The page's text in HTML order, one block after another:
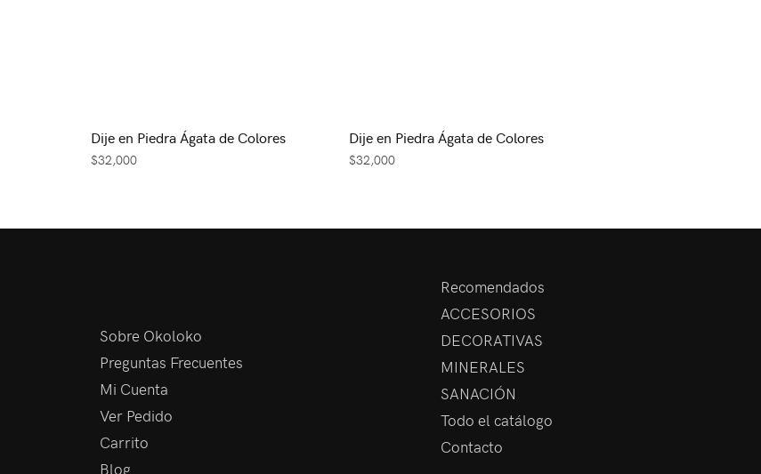
Dije en Piedra Ágata de Colores
$32,000
Dije en Piedra Ágata de Colores
$32,000
Sobre Okoloko
Preguntas Frecuentes
Mi Cuenta
Ver Pedido
Carrito
Blog
Recomendados
ACCESORIOS
DECORATIVAS
MINERALES
SANACIÓN
Todo el catálogo
Contacto